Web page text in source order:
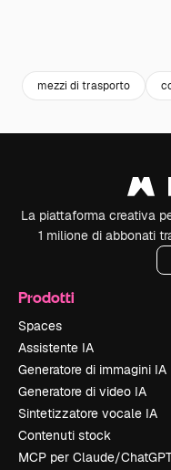
mezzi di trasporto
La piattaforma creativa
1 milione di abbonati
Prodotti
Spaces
Assistente IA
Generatore di immagini IA
Generatore di video IA
Sintetizzatore vocale IA
Contenuti stock
MCP per Claude/